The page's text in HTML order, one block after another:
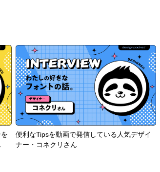
便利なTipsを動画で発信している人気デザイ
ナー・コネクリさん